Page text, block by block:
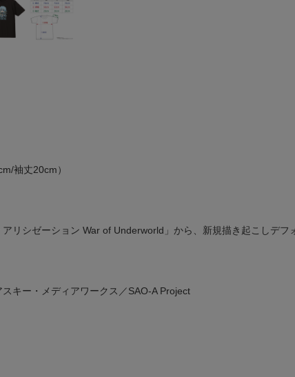
袖丈20cm）
リシゼーション War of Underworld」から、新規描き起こしデ
キー・メディアワークス／SAO-A Project